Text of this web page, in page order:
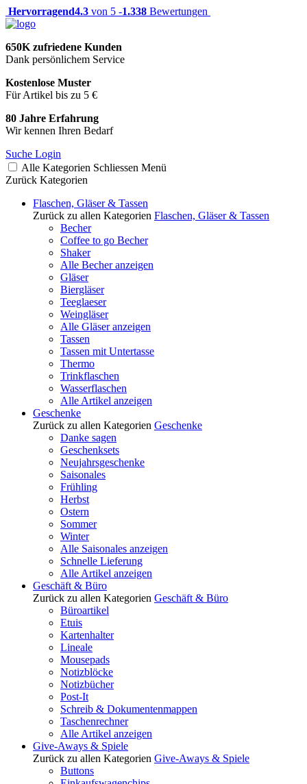
Hervorragend4.3 von 5 -1.338 Bewertungen
650K zufriedene Kunden
Dank persönlichem Service
Kostenlose Muster
Für Artikel bis zu 5 €
80 Jahre Erfahrung
Wir kennen Ihren Bedarf
Suche Login
Alle Kategorien Schliessen Menü
Zurück Kategorien
Flaschen, Gläser & Tassen
Zurück zu allen Kategorien Flaschen, Gläser & Tassen
Becher
Coffee to go Becher
Shaker
Alle Becher anzeigen
Gläser
Biergläser
Teeglaeser
Weingläser
Alle Gläser anzeigen
Tassen
Tassen mit Untertasse
Thermo
Trinkflaschen
Wasserflaschen
Alle Artikel anzeigen
Geschenke
Zurück zu allen Kategorien Geschenke
Danke sagen
Geschenksets
Neujahrsgeschenke
Saisonales
Frühling
Herbst
Ostern
Sommer
Winter
Alle Saisonales anzeigen
Schnelle Lieferung
Alle Artikel anzeigen
Geschäft & Büro
Zurück zu allen Kategorien Geschäft & Büro
Büroartikel
Etuis
Kartenhalter
Lineale
Mousepads
Notizblöcke
Notizbücher
Post-It
Schreib & Dokumentenmappen
Taschenrechner
Alle Artikel anzeigen
Give-Aways & Spiele
Zurück zu allen Kategorien Give-Aways & Spiele
Buttons